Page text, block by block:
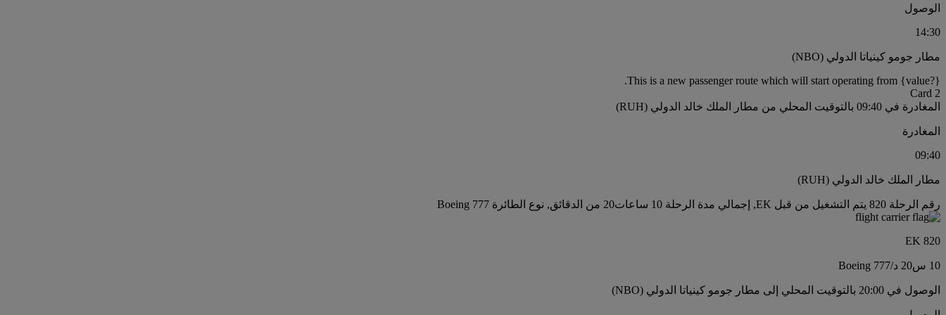
الوصول
14:30
مطار جومو كينياتا الدولي (NBO)
This is a new passenger route which will start operating from {value?}.
Card 2
المغادرة في 09:40 بالتوقيت المحلي من مطار الملك خالد الدولي (RUH)
المغادرة
09:40
مطار الملك خالد الدولي (RUH)
رقم الرحلة 820 يتم التشغيل من قبل EK, إجمالي مدة الرحلة 10 ساعات20 من الدقائق, نوع الطائرة Boeing 777
EK 820
10 س 20 د /
Boeing 777
الوصول في 20:00 بالتوقيت المحلي إلى مطار جومو كينياتا الدولي (NBO)